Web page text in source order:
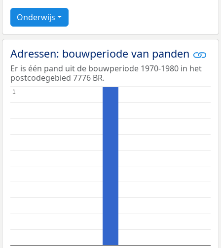
Onderwijs
Adressen: bouwperiode van panden
Er is één pand uit de bouwperiode 1970-1980 in het
postcodegebied 7776 BR.
11